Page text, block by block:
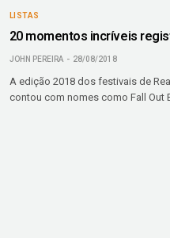
LISTAS
20 momentos incríveis
JOHN PEREIRA 28/08/2018
A edição 2018 dos festivais de
contou com nomes como Fall Out